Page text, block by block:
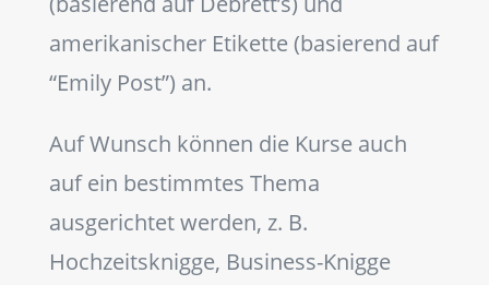
amerikanischer Etikette (basierend auf
“Emily Post”) an.
Auf Wunsch können die Kurse auch
auf ein bestimmtes Thema
ausgerichtet werden, z. B.
Hochzeitsknigge, Business-Knigge